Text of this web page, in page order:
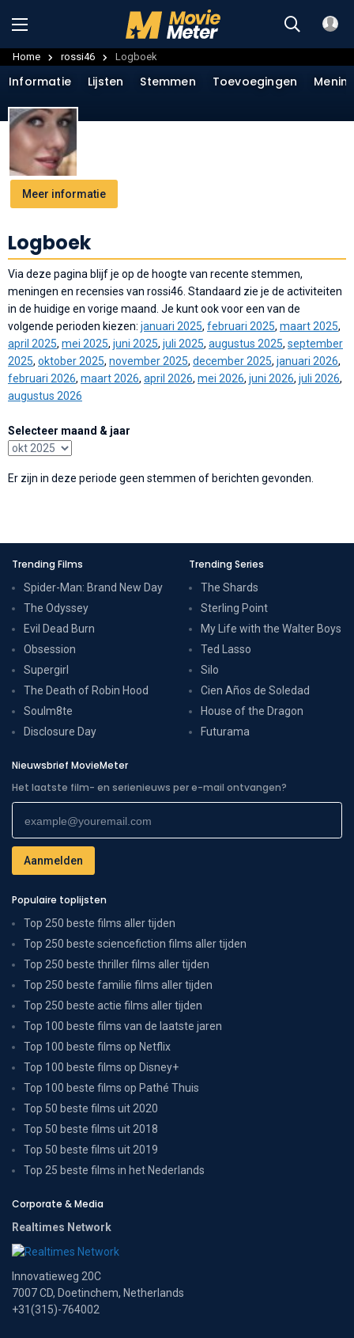
Home rossi46 Logboek
Meer informatie
Informatie Lijsten Stemmen Toevoegingen
Logboek
Via deze pagina blijf je op de hoogte van recente stemmen,
meningen en recensies van rossi46. Standaard zie je de activiteiten
in de huidige en vorige maand. Je kunt ook voor een van de
volgende perioden kiezen: januari 2025, februari 2025, maart 2025,
april 2025, mei 2025, juni 2025, juli 2025, augustus 2025, september
2025, oktober 2025, november 2025, december 2025, januari 2026,
februari 2026, maart 2026, april 2026, mei 2026, juni 2026, juli 2026,
augustus 2026
Selecteer maand & jaar
Er zijn in deze periode geen stemmen of berichten gevonden.
Trending Films
Spider-Man: Brand New Day
The Odyssey
Evil Dead Burn
Obsession
Supergirl
The Death of Robin Hood
Soulm8te
Disclosure Day
Trending Series
The Shards
Sterling Point
My Life with the Walter Boys
Ted Lasso
Silo
Cien Años de Soledad
House of the Dragon
Futurama
Nieuwsbrief MovieMeter
Het laatste film- en serienieuws per e-mail ontvangen?
Populaire toplijsten
Top 250 beste films aller tijden
Top 250 beste sciencefiction films aller tijden
Top 250 beste thriller films aller tijden
Top 250 beste familie films aller tijden
Top 250 beste actie films aller tijden
Top 100 beste films van de laatste jaren
Top 100 beste films op Netflix
Top 100 beste films op Disney+
Top 100 beste films op Pathé Thuis
Top 50 beste films uit 2020
Top 50 beste films uit 2018
Top 50 beste films uit 2019
Top 25 beste films in het Nederlands
Corporate & Media
Realtimes Network
Innovatieweg 20C
7007 CD, Doetinchem, Netherlands
+31(315)-764002